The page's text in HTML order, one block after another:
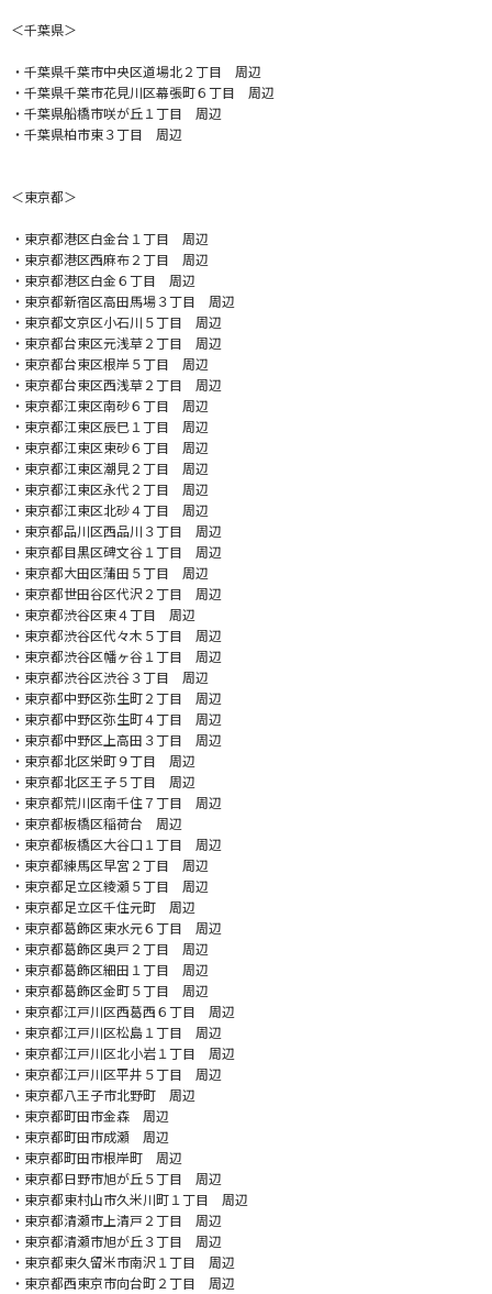
＜千葉県＞
・千葉県千葉市中央区道場北２丁目 周辺
・千葉県千葉市花見川区幕張町６丁目 周辺
・千葉県船橋市咲が丘１丁目 周辺
・千葉県柏市東３丁目 周辺
＜東京都＞
・東京都港区白金台１丁目 周辺
・東京都港区西麻布２丁目 周辺
・東京都港区白金６丁目 周辺
・東京都新宿区高田馬場３丁目 周辺
・東京都文京区小石川５丁目 周辺
・東京都台東区元浅草２丁目 周辺
・東京都台東区根岸５丁目 周辺
・東京都台東区西浅草２丁目 周辺
・東京都江東区南砂６丁目 周辺
・東京都江東区辰巳１丁目 周辺
・東京都江東区東砂６丁目 周辺
・東京都江東区潮見２丁目 周辺
・東京都江東区永代２丁目 周辺
・東京都江東区北砂４丁目 周辺
・東京都品川区西品川３丁目 周辺
・東京都目黒区碑文谷１丁目 周辺
・東京都大田区蒲田５丁目 周辺
・東京都世田谷区代沢２丁目 周辺
・東京都渋谷区東４丁目 周辺
・東京都渋谷区代々木５丁目 周辺
・東京都渋谷区幡ヶ谷１丁目 周辺
・東京都渋谷区渋谷３丁目 周辺
・東京都中野区弥生町２丁目 周辺
・東京都中野区弥生町４丁目 周辺
・東京都中野区上高田３丁目 周辺
・東京都北区栄町９丁目 周辺
・東京都北区王子５丁目 周辺
・東京都荒川区南千住７丁目 周辺
・東京都板橋区稲荷台 周辺
・東京都板橋区大谷口１丁目 周辺
・東京都練馬区早宮２丁目 周辺
・東京都足立区綾瀬５丁目 周辺
・東京都足立区千住元町 周辺
・東京都葛飾区東水元６丁目 周辺
・東京都葛飾区奥戸２丁目 周辺
・東京都葛飾区細田１丁目 周辺
・東京都葛飾区金町５丁目 周辺
・東京都江戸川区西葛西６丁目 周辺
・東京都江戸川区松島１丁目 周辺
・東京都江戸川区北小岩１丁目 周辺
・東京都江戸川区平井５丁目 周辺
・東京都八王子市北野町 周辺
・東京都町田市金森 周辺
・東京都町田市成瀬 周辺
・東京都町田市根岸町 周辺
・東京都日野市旭が丘５丁目 周辺
・東京都東村山市久米川町１丁目 周辺
・東京都清瀬市上清戸２丁目 周辺
・東京都清瀬市旭が丘３丁目 周辺
・東京都東久留米市南沢１丁目 周辺
・東京都西東京市向台町２丁目 周辺